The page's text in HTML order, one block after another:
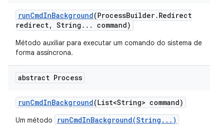
runCmdInBackground(ProcessBuilder. Redirect
redirect, String . . . command)
Método auxiliar para executar um comando do sistema de
forma assíncrona.
abstract Process
runCmdInBackground(List<String> command)
Um método runCmdInBackground(String...)